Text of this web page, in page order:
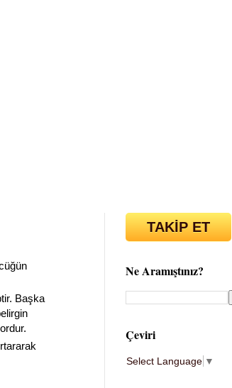
Başka
TAKİP ET
Ne Aramıştınız?
Çeviri
Select Language ▼